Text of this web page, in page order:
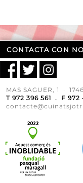
CONTACTA CON
MAS SAGUER, 1 ·
T 972 396 561 . F 972